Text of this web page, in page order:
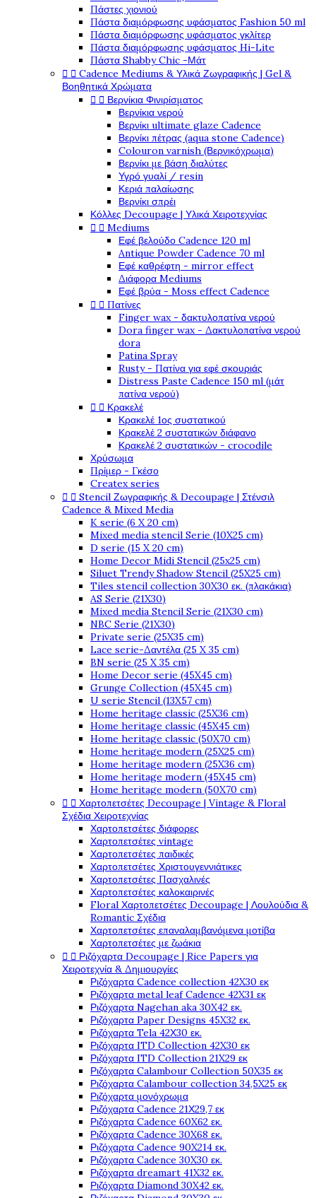
Πάστες χιονιού
Πάστα διαμόρφωσης υφάσματος Fashion 50 ml
Πάστα διαμόρφωσης υφάσματος γκλίτερ
Πάστα διαμόρφωσης υφάσματος Hi-Lite
Πάστα Shabby Chic -Μάτ
  Cadence Mediums & Υλικά Ζωγραφικής | Gel &
Βοηθητικά Χρώματα
  Βερνίκια Φινιρίσματος
Βερνίκια νερού
Βερνίκι ultimate glaze Cadence
Βερνίκι πέτρας (aqua stone Cadence)
Colouron varnish (Βερνικόχρωμα)
Βερνίκι με βάση διαλύτες
Υγρό γυαλί / resin
Κεριά παλαίωσης
Βερνίκι σπρέι
Κόλλες Decoupage | Υλικά Χειροτεχνίας
  Mediums
Εφέ βελούδο Cadence 120 ml
Antique Powder Cadence 70 ml
Εφέ καθρέφτη - mirror effect
Διάφορα Mediums
Εφέ βρύα - Moss effect Cadence
  Πατίνες
Finger wax - δακτυλοπατίνα νερού
Dora finger wax - Δακτυλοπατίνα νερού
dora
Patina Spray
Rusty - Πατίνα για εφέ σκουριάς
Distress Paste Cadence 150 ml (μάτ
πατίνα νερού)
  Κρακελέ
Κρακελέ 1ος συστατικού
Κρακελέ 2 συστατικών διάφανο
Κρακελέ 2 συστατικών - crocodile
Χρύσωμα
Πρίμερ - Γκέσο
Createx series
  Stencil Ζωγραφικής & Decoupage | Στένσιλ
Cadence & Mixed Media
K serie (6 X 20 cm)
Mixed media stencil Serie (10X25 cm)
D serie (15 X 20 cm)
Home Decor Midi Stencil (25x25 cm)
Siluet Trendy Shadow Stencil (25X25 cm)
Tiles stencil collection 30X30 εκ. (πλακάκια)
AS Serie (21X30)
Mixed media Stencil Serie (21X30 cm)
NBC Serie (21X30)
Private serie (25X35 cm)
Lace serie-Δαντέλα (25 X 35 cm)
BN serie (25 X 35 cm)
Home Decor serie (45X45 cm)
Grunge Collection (45X45 cm)
U serie Stencil (13X57 cm)
Home heritage classic (25X36 cm)
Home heritage classic (45X45 cm)
Home heritage classic (50X70 cm)
Home heritage modern (25X25 cm)
Home heritage modern (25X36 cm)
Home heritage modern (45X45 cm)
Home heritage modern (50X70 cm)
  Χαρτοπετσέτες Decoupage | Vintage & Floral
Σχέδια Χειροτεχνίας
Χαρτοπετσέτες διάφορες
Χαρτοπετσέτες vintage
Χαρτοπετσέτες παιδικές
Χαρτοπετσέτες Χριστουγεννιάτικες
Χαρτοπετσέτες Πασχαλινές
Χαρτοπετσέτες καλοκαιρινές
Floral Χαρτοπετσέτες Decoupage | Λουλούδια &
Romantic Σχέδια
Χαρτοπετσέτες επαναλαμβανόμενα μοτίβα
Χαρτοπετσέτες με ζωάκια
  Ριζόχαρτα Decoupage | Rice Papers για
Χειροτεχνία & Δημιουργίες
Ριζόχαρτα Cadence collection 42X30 εκ
Ριζόχαρτα metal leaf Cadence 42X31 εκ
Ριζόχαρτα Nagehan aka 30X42 εκ.
Ριζόχαρτα Paper Designs 45X32 εκ.
Ριζόχαρτα Tela 42Χ30 εκ.
Ριζόχαρτα ITD Collection 42X30 εκ
Ριζόχαρτα ITD Collection 21X29 εκ
Ριζόχαρτα Calambour Collection 50X35 εκ
Ριζόχαρτα Calambour collection 34,5X25 εκ
Ριζόχαρτα μονόχρωμα
Ριζόχαρτα Cadence 21Χ29,7 εκ
Ριζόχαρτα Cadence 60X62 εκ.
Ριζόχαρτα Cadence 30X68 εκ.
Ριζόχαρτα Cadence 90X214 εκ.
Ριζόχαρτα Cadence 30X30 εκ.
Ριζόχαρτα dreamart 41X32 εκ.
Ριζόχαρτα Diamond 30X42 εκ.